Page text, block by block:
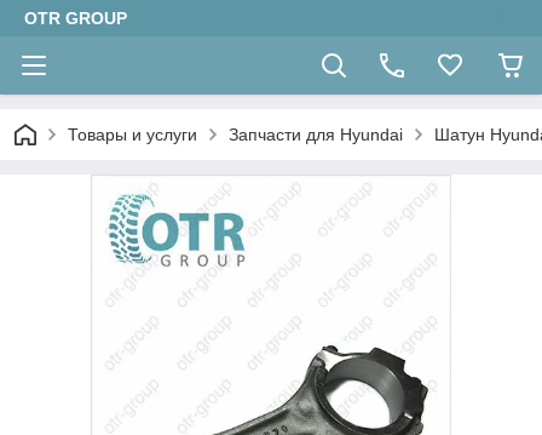
OTR GROUP
Товары и услуги Запчасти для Hyundai Шатун